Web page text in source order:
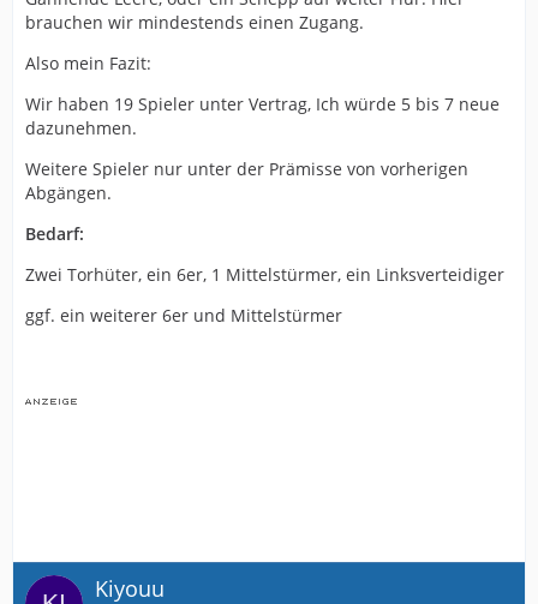
brauchen wir mindestends einen Zugang.
Also mein Fazit:
Wir haben 19 Spieler unter Vertrag, Ich würde 5 bis 7 neue
dazunehmen.
Weitere Spieler nur unter der Prämisse von vorherigen
Abgängen.
Bedarf:
Zwei Torhüter, ein 6er, 1 Mittelstürmer, ein Linksverteidiger
ggf. ein weiterer 6er und Mittelstürmer
Kiyouu